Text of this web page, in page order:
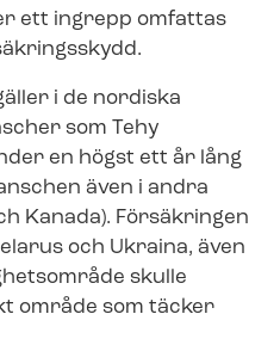
ett ingrepp omfattas
i de nordiska
som Tehy
en högst ett år lång
även i andra
Kanada). Försäkringen
och Ukraina, även
skulle
område som täcker